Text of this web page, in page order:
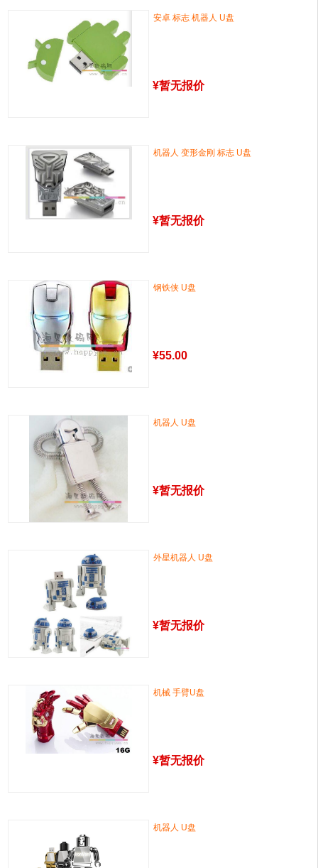
安卓 标志 机器人 U盘
¥暂无报价
机器人 变形金刚 标志 U盘
¥暂无报价
钢铁侠 U盘
¥55.00
机器人 U盘
¥暂无报价
外星机器人 U盘
¥暂无报价
机械 手臂U盘
¥暂无报价
机器人 U盘